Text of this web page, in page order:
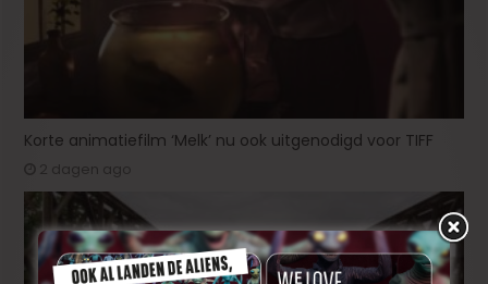
Korte animatiefilm ‘Melk’ nu ook uitgenodigd voor TIFF
2 dagen ago